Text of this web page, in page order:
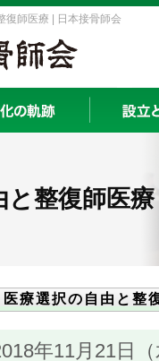
復師医療 | 日本接骨師会
と整復師医療
医療選択の自由と整
年11月21日